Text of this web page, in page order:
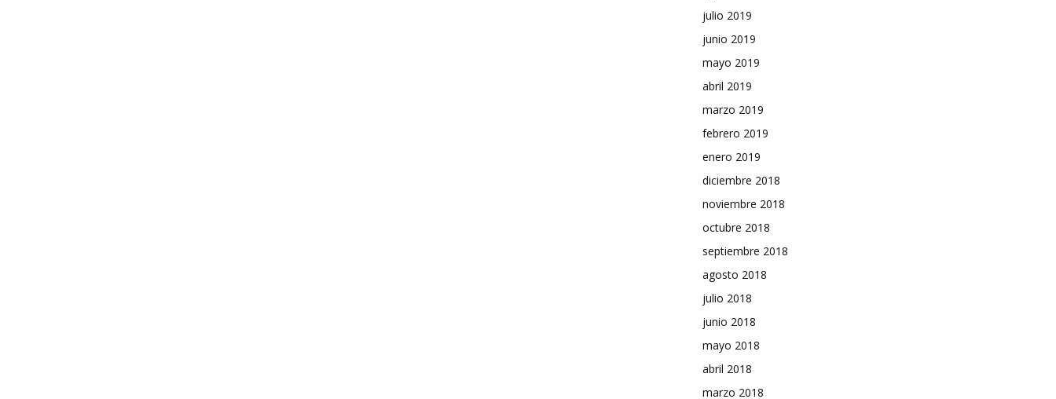
julio 2019
junio 2019
mayo 2019
abril 2019
marzo 2019
febrero 2019
enero 2019
diciembre 2018
noviembre 2018
octubre 2018
septiembre 2018
agosto 2018
julio 2018
junio 2018
mayo 2018
abril 2018
marzo 2018